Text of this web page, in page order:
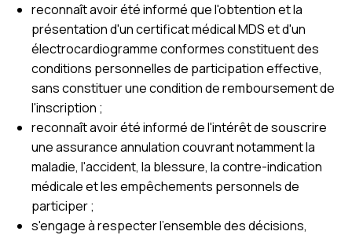
reconnaît avoir été informé que l'obtention et la
présentation d'un certificat médical MDS et d'un
électrocardiogramme conformes constituent des
conditions personnelles de participation effective,
sans constituer une condition de remboursement de
l'inscription ;
reconnaît avoir été informé de l'intérêt de souscrire
une assurance annulation couvrant notamment la
maladie, l'accident, la blessure, la contre-indication
médicale et les empêchements personnels de
participer ;
s'engage à respecter l'ensemble des décisions,